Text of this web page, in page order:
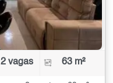
2 vagas 63 m²